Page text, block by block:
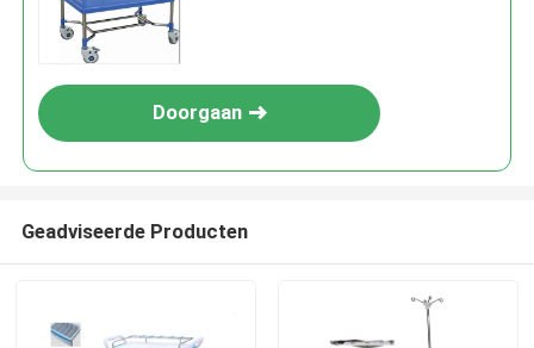
Doorgaan
Geadviseerde Producten